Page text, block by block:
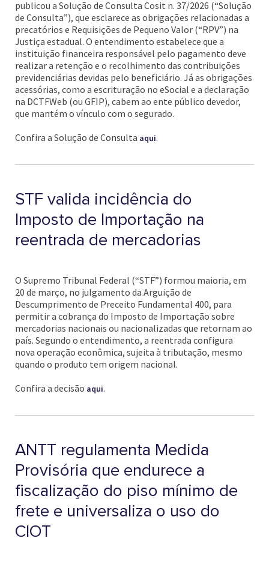
publicou a Solução de Consulta Cosit n. 37/2026 (“Solução
de Consulta”), que esclarece as obrigações relacionadas a
precatórios e Requisições de Pequeno Valor (“RPV”) na
Justiça estadual. O entendimento estabelece que a
instituição financeira responsável pelo pagamento deve
realizar a retenção e o recolhimento das contribuições
previdenciárias devidas pelo beneficiário. Já as obrigações
acessórias, como a escrituração no eSocial e a declaração
na DCTFWeb (ou GFIP), cabem ao ente público devedor,
que mantém o vínculo com o segurado.
Confira a Solução de Consulta aqui.
STF valida incidência do
Imposto de Importação na
reentrada de mercadorias
O Supremo Tribunal Federal (“STF”) formou maioria, em
20 de março, no julgamento da Arguição de
Descumprimento de Preceito Fundamental 400, para
permitir a cobrança do Imposto de Importação sobre
mercadorias nacionais ou nacionalizadas que retornam ao
país. Segundo o entendimento, a reentrada configura
nova operação econômica, sujeita à tributação, mesmo
quando o produto tem origem nacional.
Confira a decisão aqui.
ANTT regulamenta Medida
Provisória que endurece a
fiscalização do piso mínimo de
frete e universaliza o uso do
CIOT